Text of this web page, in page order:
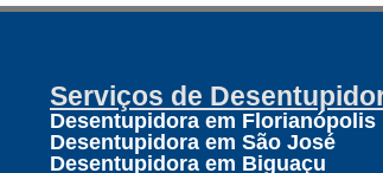
Serviços de
Desentupidora em Florianópolis
Desentupidora em São José
Desentupidora em Biguaçu